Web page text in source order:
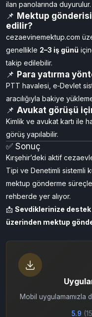
sağlayabilirsiniz.
📌 Görüş günleri ne
Kapalı kurumlarda
imkânı vardır. Randevu
ilan panolarında duyurulur.
📌Mektup
edilir?
cezaevinemektup.com
genellikle 2–3 iş günü
takip edilebilir.
📌Para yatırma
PTT havalesi, e‑Devlet
aracılığıyla bakiye
📌Avukat görüşü
Kimlik ve avukat kartı ile
görüş yapılabilir.
✅ Sonuç
Kırşehir’deki aktif
Tipi ve Denetimli sistemli
rehberde yer alıyor.
Sevdiklerinize
üzerinden mektup